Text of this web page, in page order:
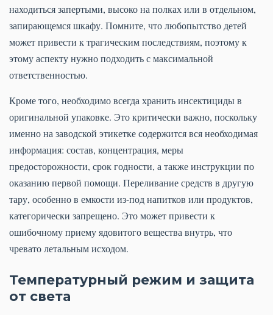
находиться запертыми, высоко на полках или в отдельном,
запирающемся шкафу. Помните, что любопытство детей
может привести к трагическим последствиям, поэтому к
этому аспекту нужно подходить с максимальной
ответственностью.
Кроме того, необходимо всегда хранить инсектициды в
оригинальной упаковке. Это критически важно, поскольку
именно на заводской этикетке содержится вся необходимая
информация: состав, концентрация, меры
предосторожности, срок годности, а также инструкции по
оказанию первой помощи. Переливание средств в другую
тару, особенно в емкости из-под напитков или продуктов,
категорически запрещено. Это может привести к
ошибочному приему ядовитого вещества внутрь, что
чревато летальным исходом.
Температурный режим и защита
от света